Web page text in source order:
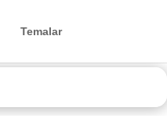
Temalar